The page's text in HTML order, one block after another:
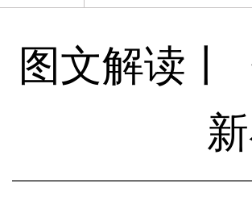
图文解读丨